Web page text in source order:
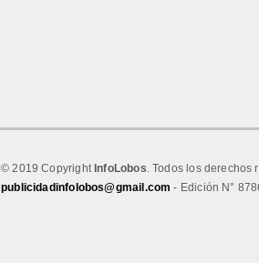
© 2019 CopyrightInfoLobos . Todos los
publicidadinfolobos@gmail.com - Edición N°